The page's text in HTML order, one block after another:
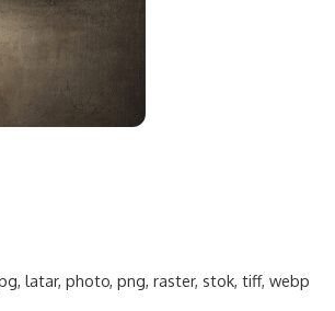
,latar,photo,png,raster,stok,tiff,webp